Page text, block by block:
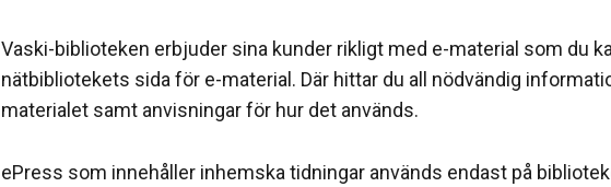
Vaski-biblioteken erbjuder sina kunder rikligt med e-material som du
nätbibliotekets sida för e-material. Där hittar du all nödvändig
materialet samt anvisningar för hur det används.
ePress som innehåller inhemska tidningar används endast på